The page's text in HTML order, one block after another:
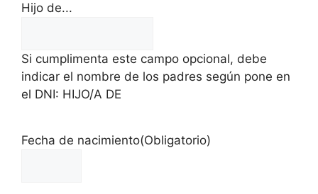
Hijo de...
Si cumplimenta este campo opcional, debe
indicar el nombre de los padres según pone en
el DNI: HIJO/A DE
Fecha de nacimiento(Obligatorio)